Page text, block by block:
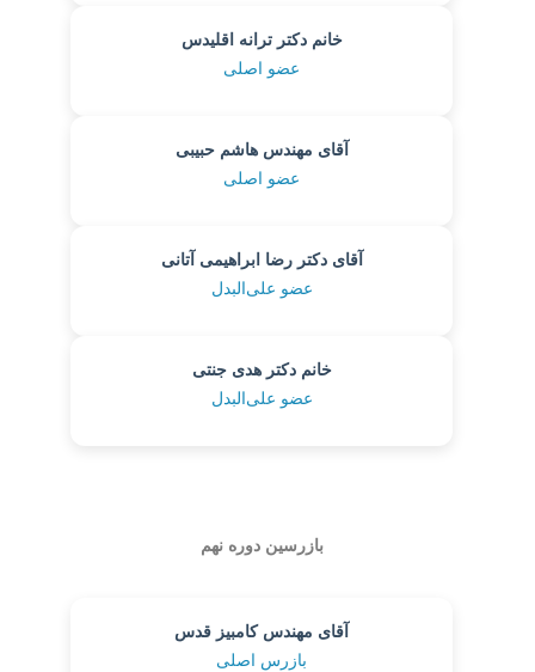
خانم دکتر ترانه اقلیدس
عضو اصلی
آقای مهندس هاشم حبیبی
عضو اصلی
آقای دکتر رضا ابراهیمی آتانی
عضو علی‌البدل
خانم دکتر هدی جنتی
عضو علی‌البدل
بازرسین دوره نهم
آقای مهندس کامبیز قدس
بازرس اصلی